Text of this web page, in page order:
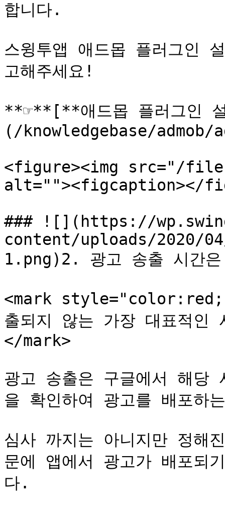
합니다.
스윙투앱 애드몹 플러그인
고해주세요!
**☞**[**애드몹 플러그인
(/knowledgebase/admob/
<figure><img src="/files/
alt=""><figcaption></
### ![](https://
content/uploads/2020/04/
1.png)2. 광고 송출 시간
<mark
출되지 않는 가장 대표적인
</mark>
광고 송출은 구글에서 해당
을 확인하여 광고를 배포하
심사 까지는 아니지만 정해
문에 앱에서 광고가 배포되
다.